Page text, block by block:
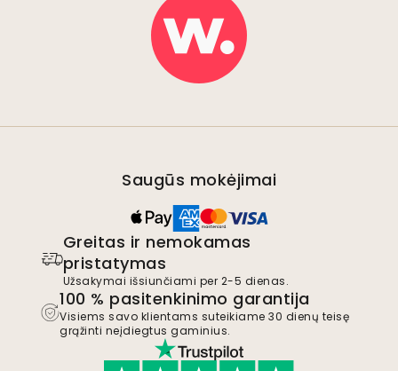
Saugūs mokėjimai
Greitas ir nemokamas
pristatymas
Užsakymai išsiunčiami per 2-5 dienas.
100 % pasitenkinimo garantija
Visiems savo klientams suteikiame 30 dienų teisę
grąžinti neįdiegtus gaminius.